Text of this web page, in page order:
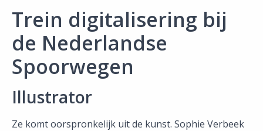
Trein digitalisering bij
de Nederlandse
Spoorwegen
Illustrator
Ze komt oorspronkelijk uit de kunst. Sophie Verbeek